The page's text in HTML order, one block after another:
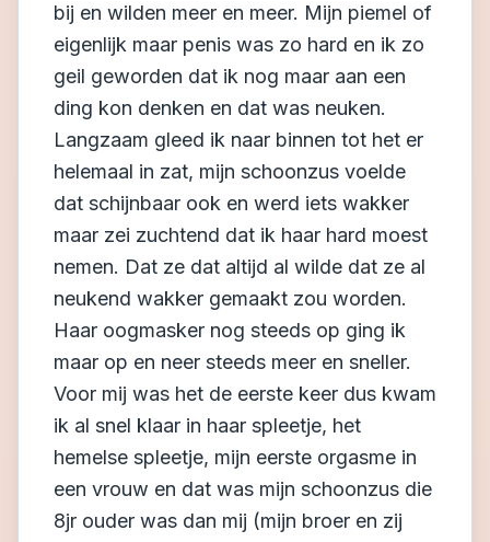
bij en wilden meer en meer. Mijn piemel of
eigenlijk maar penis was zo hard en ik zo
geil geworden dat ik nog maar aan een
ding kon denken en dat was neuken.
Langzaam gleed ik naar binnen tot het er
helemaal in zat, mijn schoonzus voelde
dat schijnbaar ook en werd iets wakker
maar zei zuchtend dat ik haar hard moest
nemen. Dat ze dat altijd al wilde dat ze al
neukend wakker gemaakt zou worden.
Haar oogmasker nog steeds op ging ik
maar op en neer steeds meer en sneller.
Voor mij was het de eerste keer dus kwam
ik al snel klaar in haar spleetje, het
hemelse spleetje, mijn eerste orgasme in
een vrouw en dat was mijn schoonzus die
8jr ouder was dan mij (mijn broer en zij